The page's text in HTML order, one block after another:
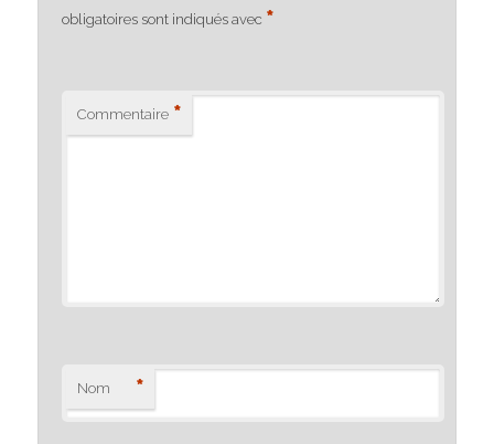
obligatoires sont indiqués avec *
Commentaire *
Nom *